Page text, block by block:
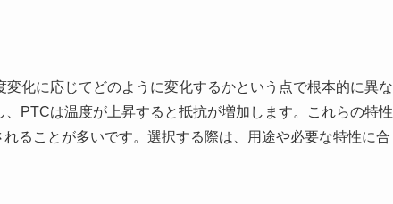
化に応じてどのように変化するかという点で根本的に異な
PTCは温度が上昇すると抵抗が増加します。これらの特性
ることが多いです。選択する際は、用途や必要な特性に合